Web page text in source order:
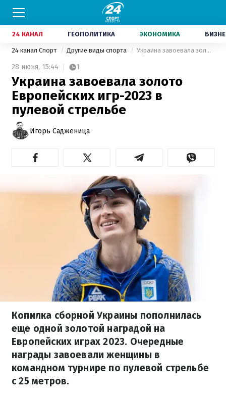
24 КАНАЛ ГЕОПОЛИТИКА ЭКОНОМИКА
24 канал Спорт Другие виды спорта Украина завоевала золото Европейских игр-2023 в пулевой стрельбе
28 июня, 15:44 1
Украина завоевала золото
Европейских игр-2023 в
пулевой стрельбе
Игорь Садженица
Копилка сборной Украины пополнилась
еще одной золотой наградой на
Европейских играх 2023. Очередные
награды завоевали женщины в
командном турнире по пулевой стрельбе
с 25 метров.